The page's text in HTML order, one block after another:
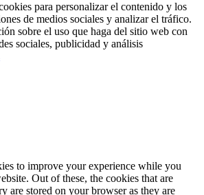
para personalizar el contenido y los
de medios sociales y analizar el tráfico.
sobre el uso que haga del sitio web con
sociales, publicidad y análisis
to improve your experience while you
Out of these, the cookies that are
are stored on your browser as they are